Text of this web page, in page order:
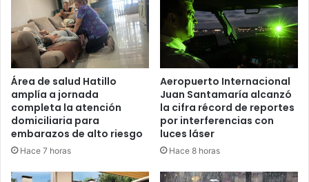
Área de salud Hatillo
amplía a jornada
completa la atención
domiciliaria para
embarazos de alto riesgo
Hace 7 horas
Aeropuerto Internacional
Juan Santamaría alcanzó
la cifra récord de reportes
por interferencias con
luces láser
Hace 8 horas